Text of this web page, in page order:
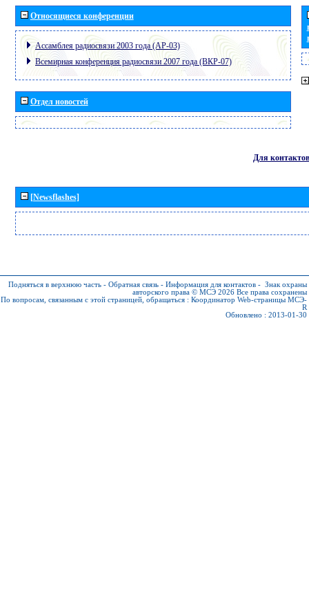
Относящиеся конференции
Ассамблея радиосвязи 2003 года (АР-03)
Всемирная конференция радиосвязи 2007 года (ВКР-07)
Отдел новостей
Для контактов
[Newsflashes]
Подняться в верхнюю часть - Обратная связь - Информация для контактов - Знак охраны
авторского права © МСЭ 2026 Все права сохранены
По вопросам, связанным с этой страницей, обращаться : Координатор Web-страницы МСЭ-
R
Обновлено : 2013-01-30